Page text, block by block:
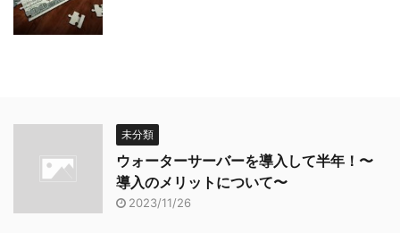
未分類
ウォーターサーバーを導入して半年！〜
導入のメリットについて〜
2023/11/26